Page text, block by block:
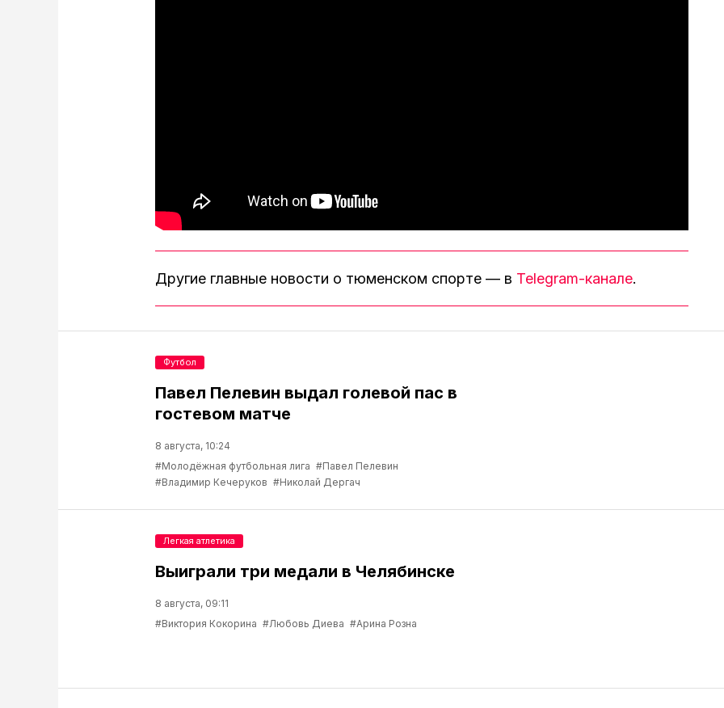
Другие главные новости о тюменском спорте — в Telegram-канале.
Павел Пелевин выдал голевой пас в
гостевом матче
8 августа, 10:24
#Молодёжная футбольная лига #Павел Пелевин
#Владимир Кечеруков #Николай Дергач
Футбол
Выиграли три медали в Челябинске
8 августа, 09:11
#Виктория Кокорина #Любовь Диева #Арина Розна
Легкая атлетика